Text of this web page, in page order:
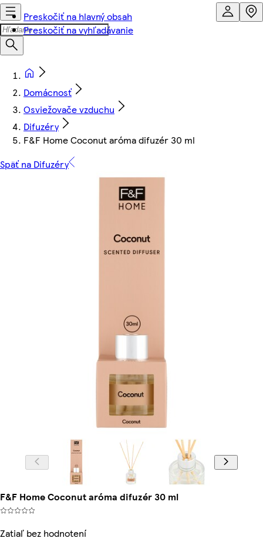
Preskočiť na hlavný obsah
Preskočiť na vyhľadávanie
Domácnosť
Osviežovače vzduchu
Difuzéry
F&F Home Coconut aróma difuzér 30 ml
Späť na Difuzéry
F&F Home Coconut aróma difuzér 30 ml
Zatiaľ bez hodnotení